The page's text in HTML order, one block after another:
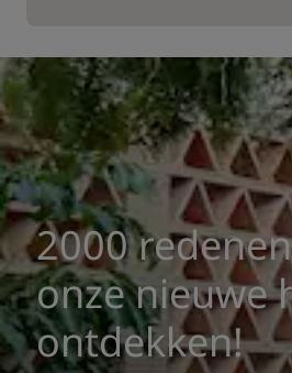
2000
onze nieuwe
ontdekken!